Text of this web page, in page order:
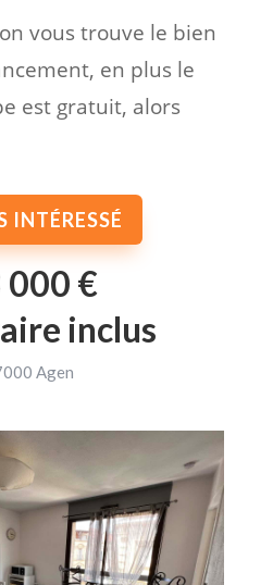
vous trouve le bien
en plus le
est gratuit, alors
INTÉRESSÉ
000 €
inclus
Agen